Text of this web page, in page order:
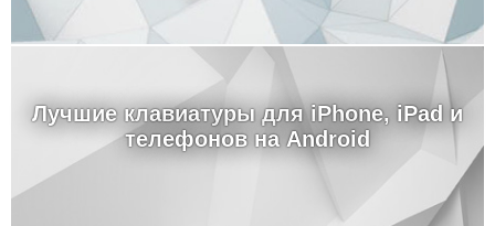
Лучшие клавиатуры для iPhone, iPad и
телефонов на Android